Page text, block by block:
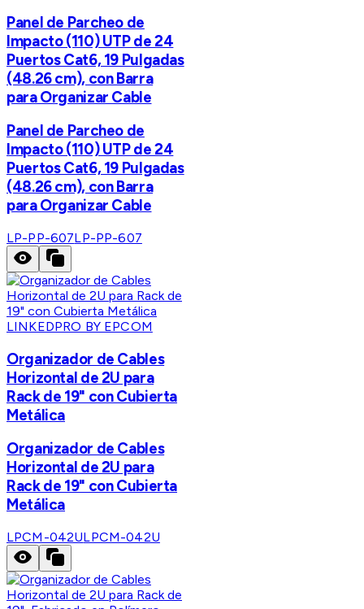
Panel de Parcheo de
Impacto (110) UTP de 24
Puertos Cat6, 19 Pulgadas
(48.26 cm), con Barra
para Organizar Cable
Panel de Parcheo de
Impacto (110) UTP de 24
Puertos Cat6, 19 Pulgadas
(48.26 cm), con Barra
para Organizar Cable
LP-PP-607LP-PP-607
LINKEDPRO BY EPCOM
Organizador de Cables
Horizontal de 2U para
Rack de 19" con Cubierta
Metálica
Organizador de Cables
Horizontal de 2U para
Rack de 19" con Cubierta
Metálica
LPCM-042ULPCM-042U